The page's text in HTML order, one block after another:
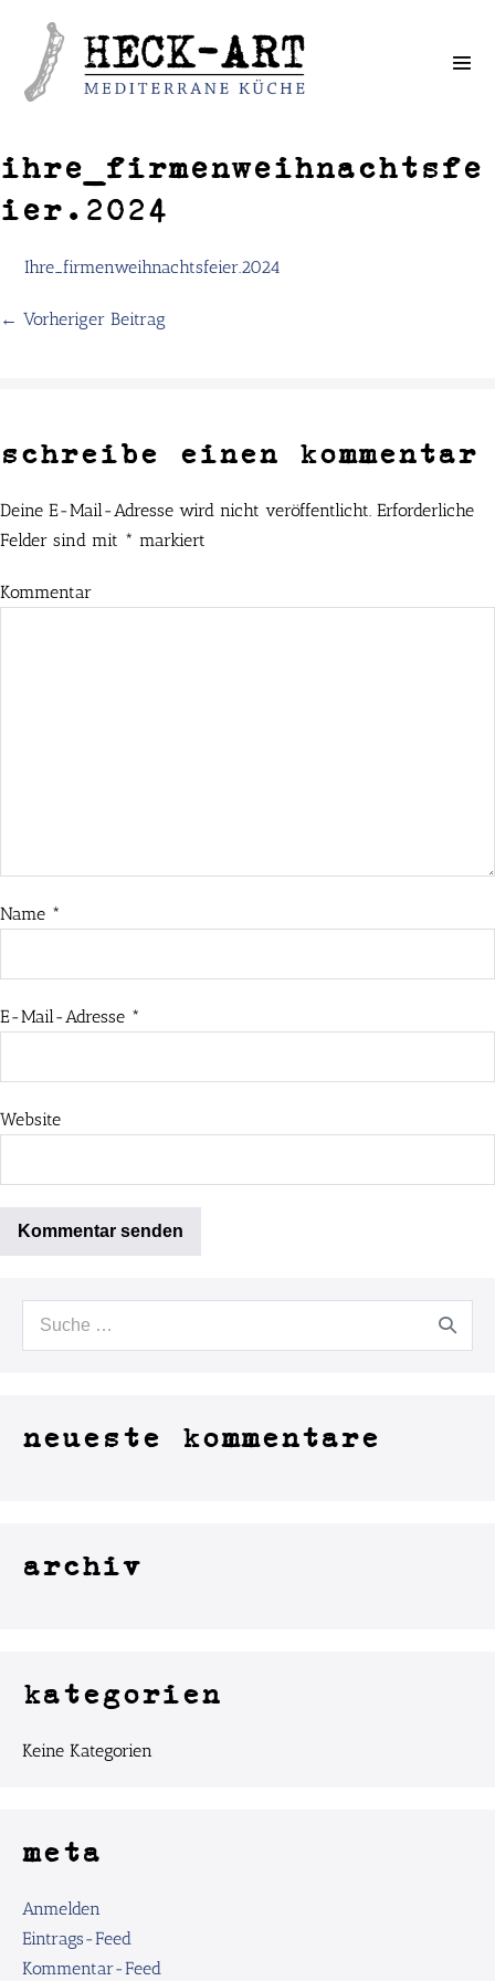
Weiter
Inhalt
ihre_firmenweihnachtsfe
ier.2024
Ihre_firmenweihnachtsfeier.2024
← Vorheriger Beitrag
schreibe einen kommentar
Deine E-Mail-Adresse wird nicht veröffentlicht. Erforderliche
Felder sind mit * markiert
Kommentar
Name *
E-Mail-Adresse *
Website
neueste kommentare
archiv
kategorien
Keine Kategorien
meta
Anmelden
Eintrags-Feed
Kommentar-Feed